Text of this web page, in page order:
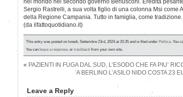
nel mondo nel secondo governo Berlusconi. Eredità
Sergio Rastrelli, a sua volta figlio di una colonna Msi come
della Regione Campania. Tutto in famiglia, come tradizione.
(da ilfattoquotidiano.it)
This entry was posted on lunedì, Settembre 23rd, 2024 at 20:35 and is filed underPolitica. You
You canleave a response, ortrackbackfrom your own site.
« PAZIENTI IN FUGA DAL SUD, L’ESODO CHE FA PIU’
A BERLINO L’ASILO NIDO COSTA 23
Leave a Reply